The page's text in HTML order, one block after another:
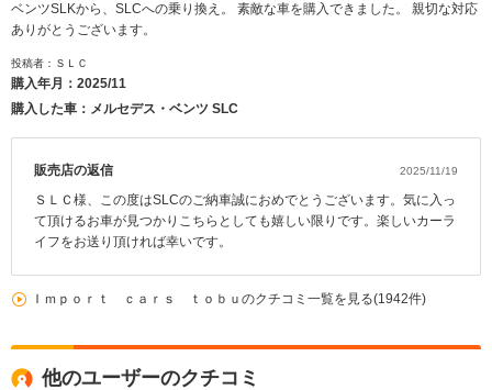
ベンツSLKから、SLCへの乗り換え。 素敵な車を購入できました。 親切な対応
ありがとうございます。
投稿者：ＳＬＣ
購入年月： 2025/11
購入した車：メルセデス・ベンツ SLC
販売店の返信 2025/11/19
ＳＬＣ様、この度はSLCのご納車誠におめでとうございます。気に入っ
て頂けるお車が見つかりこちらとしても嬉しい限りです。楽しいカーラ
イフをお送り頂ければ幸いです。
Ｉｍｐｏｒｔ ｃａｒｓ ｔｏｂｕのクチコミ一覧を見る(1942件)
他のユーザーのクチコミ